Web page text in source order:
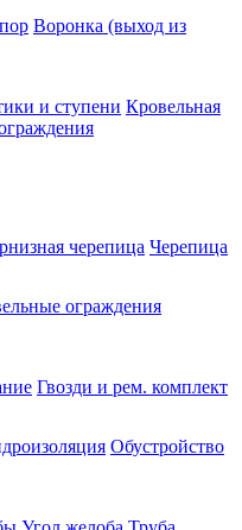
Воронка (выход из
и ступени Кровельная
черепица Черепица
ограждения
Гвозди и рем. комплект
Обустройство